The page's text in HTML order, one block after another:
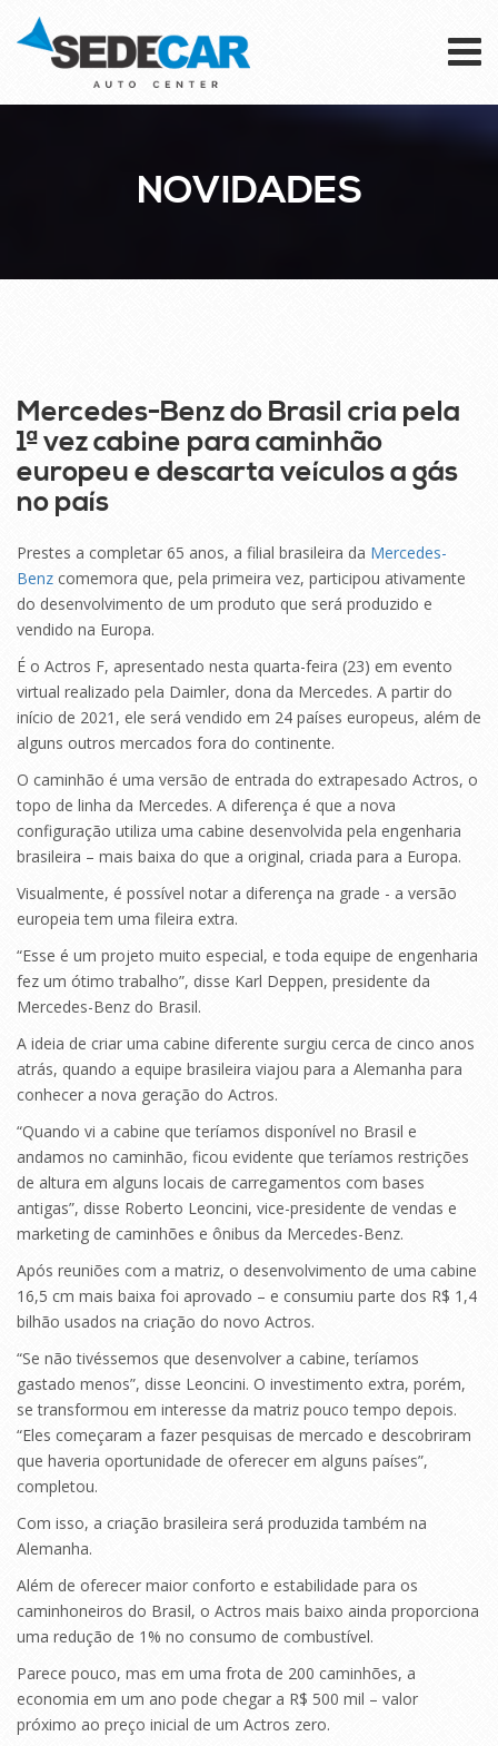
NOVIDADES
Mercedes-Benz do Brasil cria pela
1ª vez cabine para caminhão
europeu e descarta veículos a gás
no país
Prestes a completar 65 anos, a filial brasileira da Mercedes-
Benz comemora que, pela primeira vez, participou ativamente
do desenvolvimento de um produto que será produzido e
vendido na Europa.
É o Actros F, apresentado nesta quarta-feira (23) em evento
virtual realizado pela Daimler, dona da Mercedes. A partir do
início de 2021, ele será vendido em 24 países europeus, além de
alguns outros mercados fora do continente.
O caminhão é uma versão de entrada do extrapesado Actros, o
topo de linha da Mercedes. A diferença é que a nova
configuração utiliza uma cabine desenvolvida pela engenharia
brasileira – mais baixa do que a original, criada para a Europa.
Visualmente, é possível notar a diferença na grade - a versão
europeia tem uma fileira extra.
“Esse é um projeto muito especial, e toda equipe de engenharia
fez um ótimo trabalho”, disse Karl Deppen, presidente da
Mercedes-Benz do Brasil.
A ideia de criar uma cabine diferente surgiu cerca de cinco anos
atrás, quando a equipe brasileira viajou para a Alemanha para
conhecer a nova geração do Actros.
“Quando vi a cabine que teríamos disponível no Brasil e
andamos no caminhão, ficou evidente que teríamos restrições
de altura em alguns locais de carregamentos com bases
antigas”, disse Roberto Leoncini, vice-presidente de vendas e
marketing de caminhões e ônibus da Mercedes-Benz.
Após reuniões com a matriz, o desenvolvimento de uma cabine
16,5 cm mais baixa foi aprovado – e consumiu parte dos R$ 1,4
bilhão usados na criação do novo Actros.
“Se não tivéssemos que desenvolver a cabine, teríamos
gastado menos”, disse Leoncini. O investimento extra, porém,
se transformou em interesse da matriz pouco tempo depois.
“Eles começaram a fazer pesquisas de mercado e descobriram
que haveria oportunidade de oferecer em alguns países”,
completou.
Com isso, a criação brasileira será produzida também na
Alemanha.
Além de oferecer maior conforto e estabilidade para os
caminhoneiros do Brasil, o Actros mais baixo ainda proporciona
uma redução de 1% no consumo de combustível.
Parece pouco, mas em uma frota de 200 caminhões, a
economia em um ano pode chegar a R$ 500 mil – valor
próximo ao preço inicial de um Actros zero.